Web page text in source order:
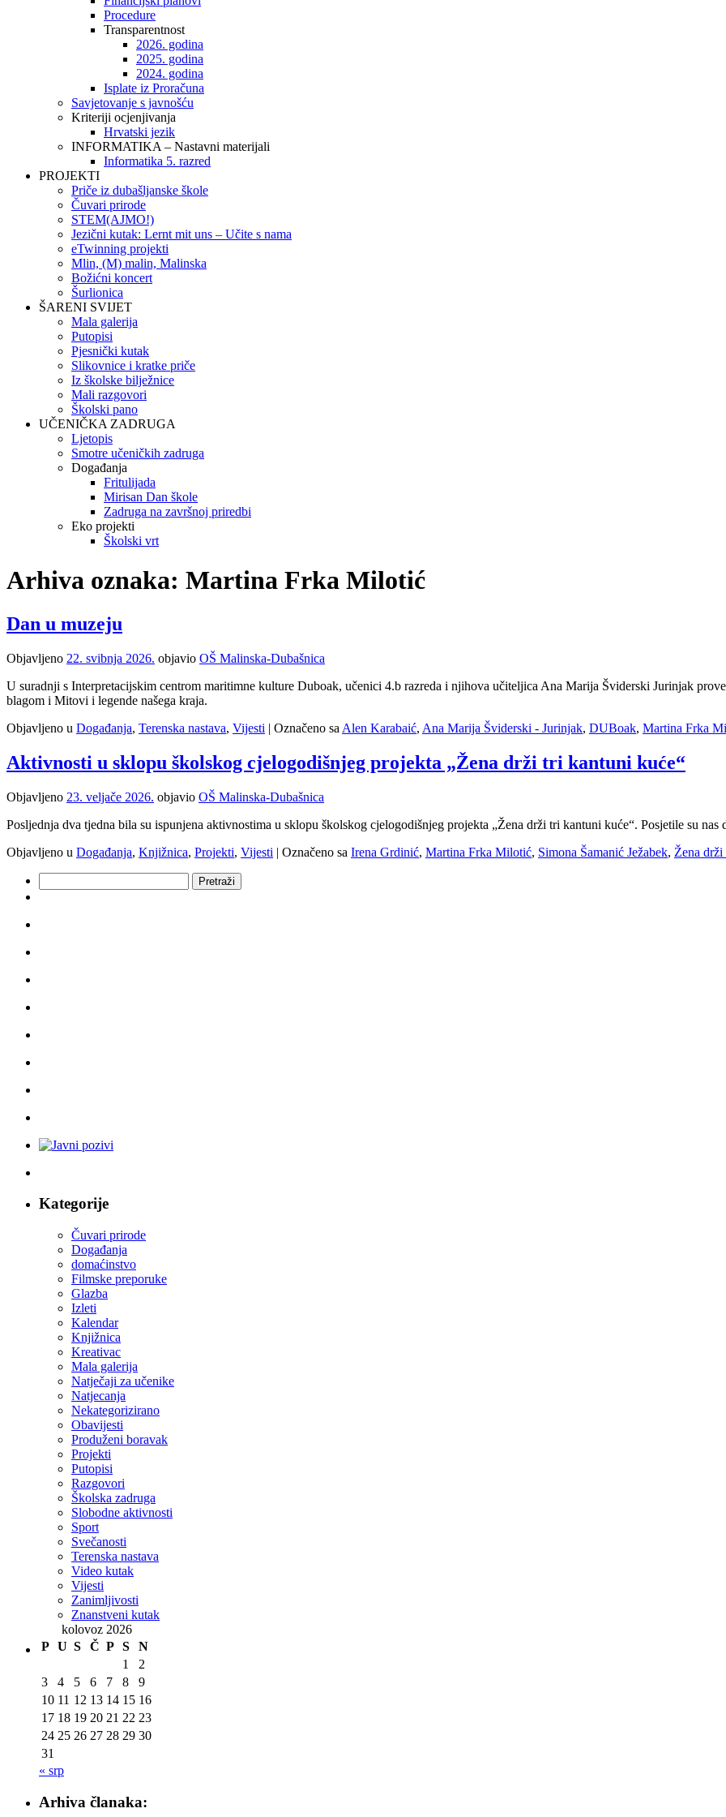
Procedure
Transparentnost
2026. godina
2025. godina
2024. godina
Isplate iz Proračuna
Savjetovanje s javnošću
Kriteriji ocjenjivanja
Hrvatski jezik
INFORMATIKA – Nastavni materijali
Informatika 5. razred
PROJEKTI
Priče iz dubašljanske škole
Čuvari prirode
STEM(AJMO!)
Jezični kutak: Lernt mit uns – Učite s nama
eTwinning projekti
Mlin, (M) malin, Malinska
Božićni koncert
Šurlionica
ŠARENI SVIJET
Mala galerija
Putopisi
Pjesnički kutak
Slikovnice i kratke priče
Iz školske bilježnice
Mali razgovori
Školski pano
UČENIČKA ZADRUGA
Ljetopis
Smotre učeničkih zadruga
Događanja
Fritulijada
Mirisan Dan škole
Zadruga na završnoj priredbi
Eko projekti
Školski vrt
Arhiva oznaka: Martina Frka Milotić
Dan u muzeju
Objavljeno 22. svibnja 2026. objavio OŠ Malinska-Dubašnica
U suradnji s Interpretacijskim centrom maritimne kulture Duboak, učenici 4.b razreda i njihova učiteljica Ana Marija Šviderski Jurinjak
blagom i Mitovi i legende našega kraja.
Objavljeno u Događanja, Terenska nastava, Vijesti | Označeno sa Alen Karabaić, Ana Marija Šviderski - Jurinjak, DUBoak, Martina Frka
Aktivnosti u sklopu školskog cjelogodišnjeg projekta „Žena drži tri kantuni kuće“
Objavljeno 23. veljače 2026. objavio OŠ Malinska-Dubašnica
Posljednja dva tjedna bila su ispunjena aktivnostima u sklopu školskog cjelogodišnjeg projekta „Žena drži tri kantuni kuće“. Posjetile su nas
Objavljeno u Događanja, Knjižnica, Projekti, Vijesti | Označeno sa Irena Grdinić, Martina Frka Milotić, Simona Šamanić Ježabek, Žena
Kategorije
Čuvari prirode
Događanja
domaćinstvo
Filmske preporuke
Glazba
Izleti
Kalendar
Knjižnica
Kreativac
Mala galerija
Natječaji za učenike
Natjecanja
Nekategorizirano
Obavijesti
Produženi boravak
Projekti
Putopisi
Razgovori
Školska zadruga
Slobodne aktivnosti
Sport
Svečanosti
Terenska nastava
Video kutak
Vijesti
Zanimljivosti
Znanstveni kutak
kolovoz 2026
P U S Č P S
N
1
2
3
4 5 6 7 8
9
10 11 12 13 14 15 16
17 18 19 20 21 22 23
24 25 26 27 28 29 30
31
« srp
Arhiva članaka: